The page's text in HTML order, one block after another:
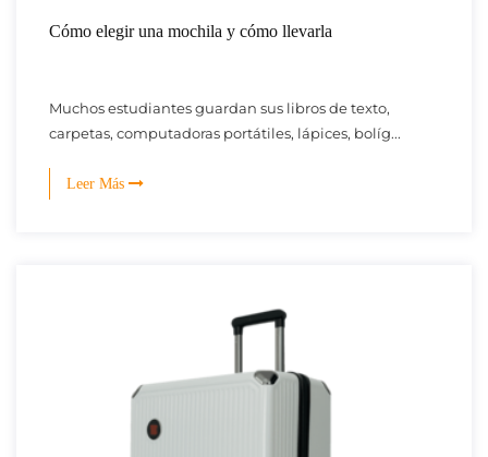
Cómo elegir una mochila y cómo llevarla
Muchos estudiantes guardan sus libros de texto,
carpetas, computadoras portátiles, lápices, bolíg...
Leer Más